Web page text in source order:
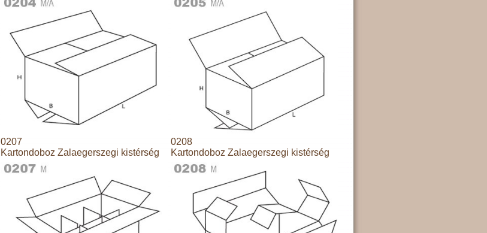
0207
Kartondoboz Zalaegerszegi kistérség
0208
Kartondoboz Zalaegerszegi kistérség